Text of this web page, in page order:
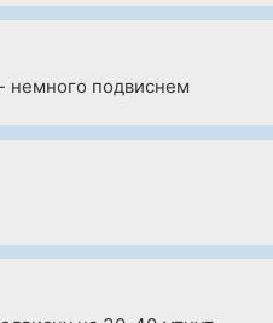
немного подвиснем